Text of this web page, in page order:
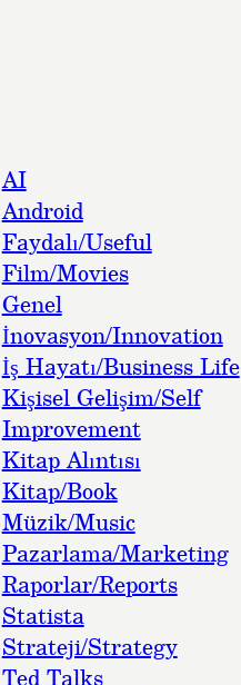
AI
Android
Faydalı/Useful
Film/Movies
Genel
İnovasyon/Innovation
İş Hayatı/Business Life
Kişisel Gelişim/Self
Improvement
Kitap Alıntısı
Kitap/Book
Müzik/Music
Pazarlama/Marketing
Raporlar/Reports
Statista
Strateji/Strategy
Ted Talks